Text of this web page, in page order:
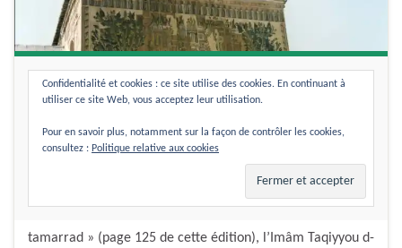
Sujet : L’Imâm Al-Hisni explique le hadîth du Nouzoûl.
tamarrad » (page 125 de cette édition), l’Imâm Taqiyyou d-
Confidentialité et cookies : ce site utilise des cookies. En continuant à
utiliser ce site Web, vous acceptez leur utilisation.
Pour en savoir plus, notamment sur la façon de contrôler les cookies,
consultez : Politique relative aux cookies